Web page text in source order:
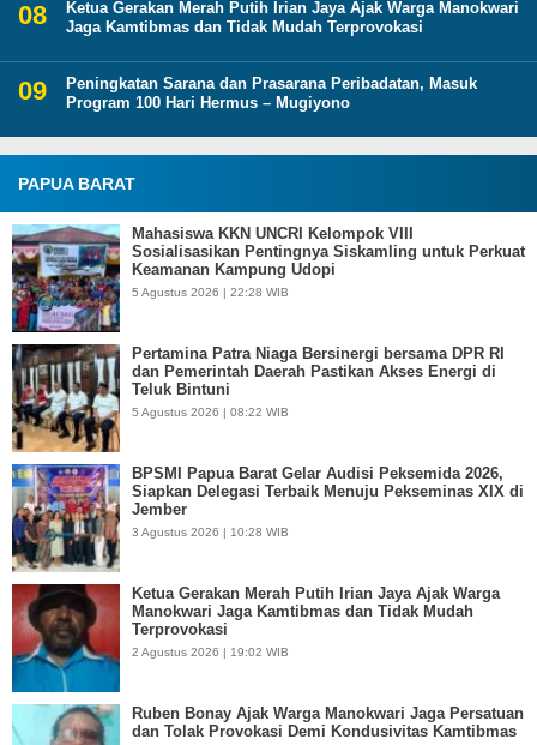
Ketua Gerakan Merah Putih Irian Jaya Ajak Warga Manokwari
Jaga Kamtibmas dan Tidak Mudah Terprovokasi
Peningkatan Sarana dan Prasarana Peribadatan, Masuk
Program 100 Hari Hermus – Mugiyono
PAPUA BARAT
Mahasiswa KKN UNCRI Kelompok VIII
Sosialisasikan Pentingnya Siskamling untuk Perkuat
Keamanan Kampung Udopi
5 Agustus 2026 | 22:28 WIB
Pertamina Patra Niaga Bersinergi bersama DPR RI
dan Pemerintah Daerah Pastikan Akses Energi di
Teluk Bintuni
5 Agustus 2026 | 08:22 WIB
BPSMI Papua Barat Gelar Audisi Peksemida 2026,
Siapkan Delegasi Terbaik Menuju Pekseminas XIX di
Jember
3 Agustus 2026 | 10:28 WIB
Ketua Gerakan Merah Putih Irian Jaya Ajak Warga
Manokwari Jaga Kamtibmas dan Tidak Mudah
Terprovokasi
2 Agustus 2026 | 19:02 WIB
Ruben Bonay Ajak Warga Manokwari Jaga Persatuan
dan Tolak Provokasi Demi Kondusivitas Kamtibmas